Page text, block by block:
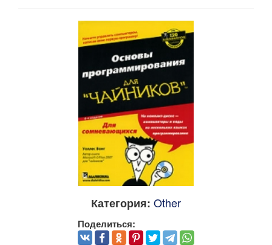
Категория: Other
Поделиться: